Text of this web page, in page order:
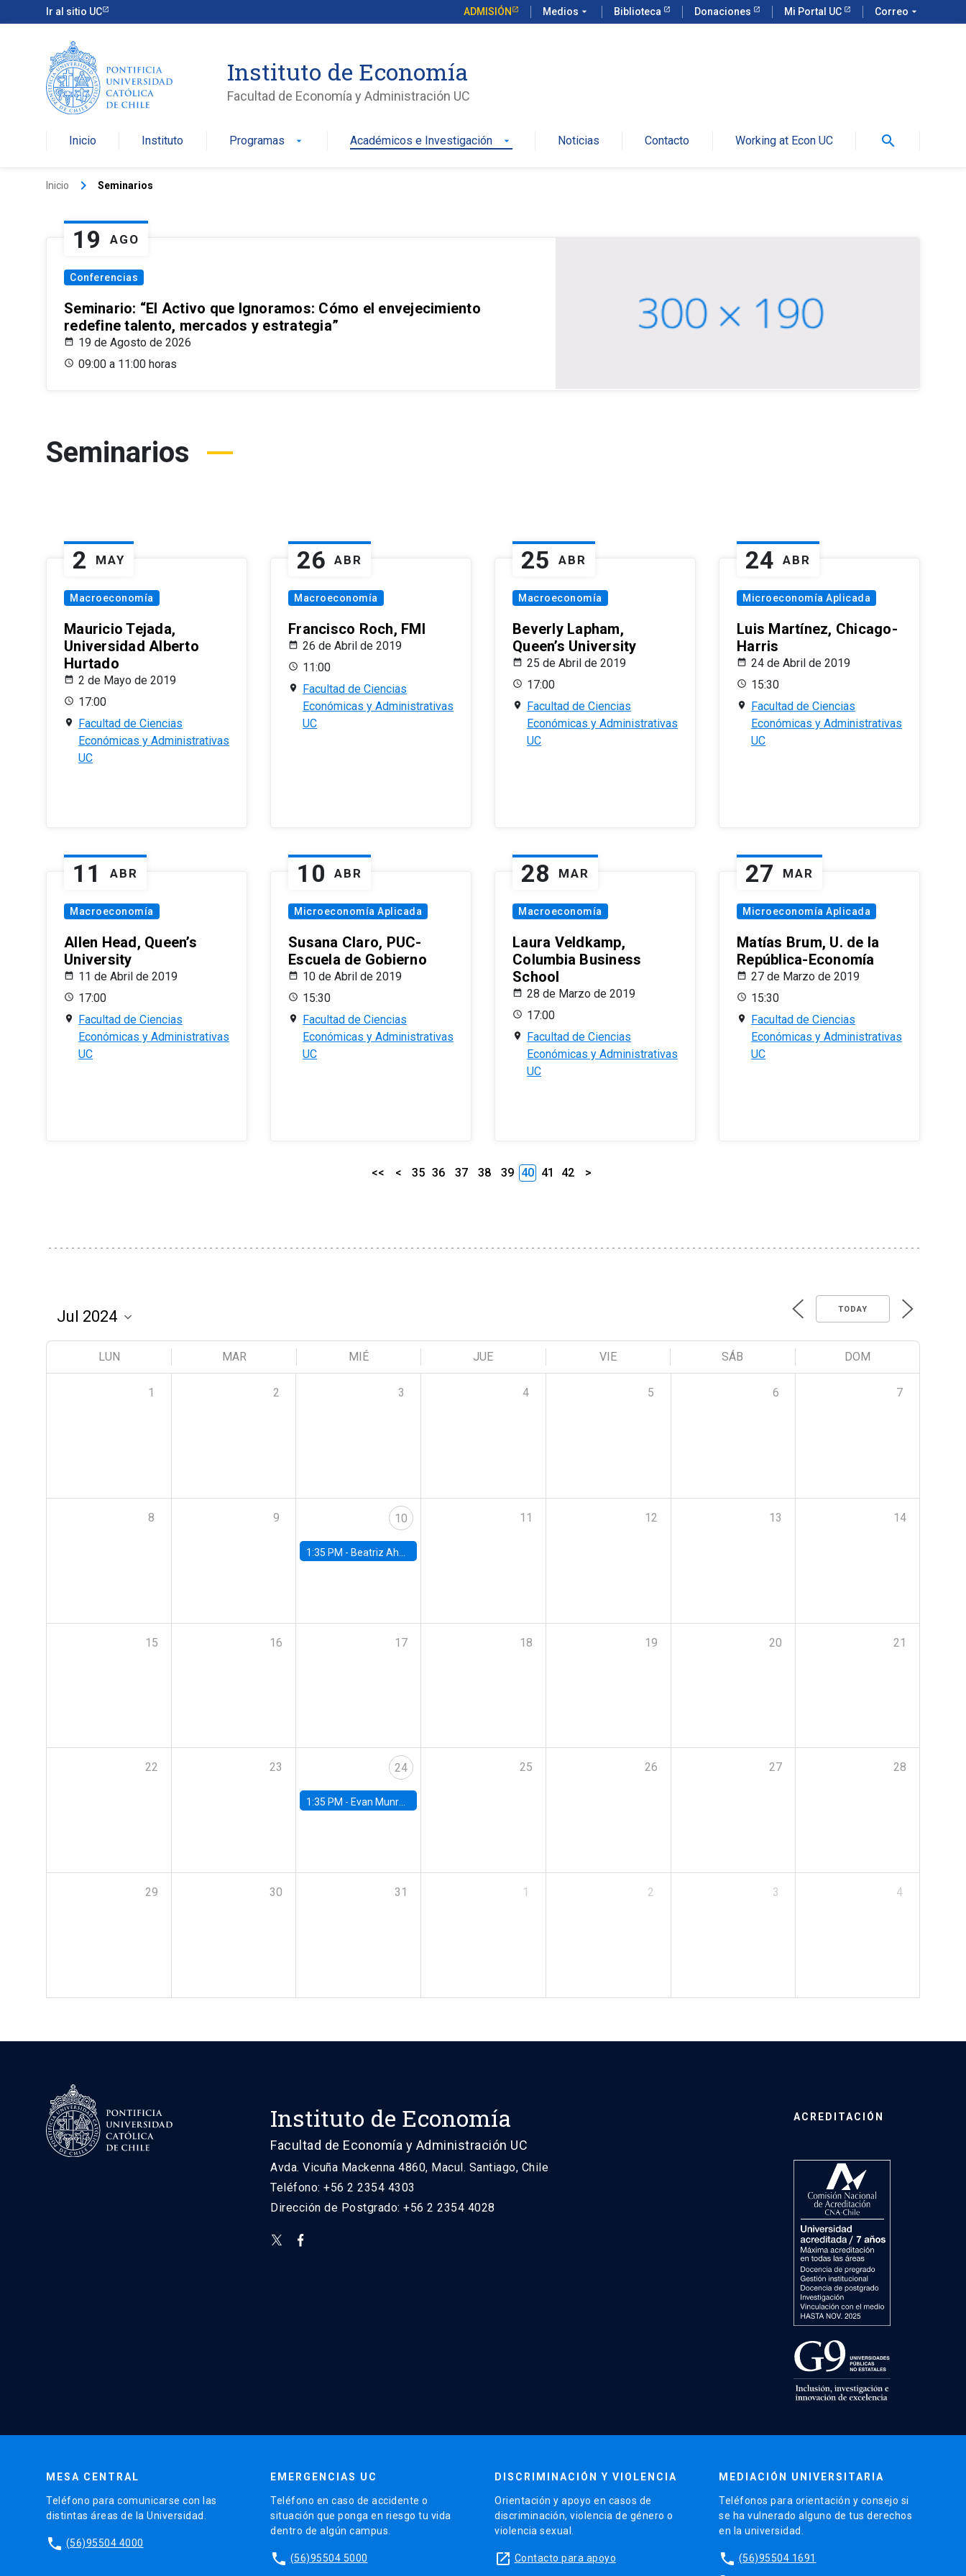
Ir al sitio UC ADMISIÓN Medios arrow_drop_down Biblioteca Donaciones Mi Portal UC Correo arrow_drop_down
Instituto de Economía
Facultad de Economía y Administración UC
Inicio Instituto Programas arrow_drop_down Académicos e Investigación arrow_drop_down Noticias Contacto Working at Econ UC search
Inicio keyboard_arrow_right Seminarios
19 AGO
Conferencias
Seminario: “El Activo que Ignoramos: Cómo el envejecimiento
redefine talento, mercados y estrategia”
19 de Agosto de 2026
09:00 a 11:00 horas
Seminarios
2 MAY
Macroeconomía
Mauricio Tejada,
Universidad Alberto
Hurtado
2 de Mayo de 2019
17:00
Facultad de Ciencias
Económicas y Administrativas
UC
26 ABR
Macroeconomía
Francisco Roch, FMI
26 de Abril de 2019
11:00
Facultad de Ciencias
Económicas y Administrativas
UC
25 ABR
Macroeconomía
Beverly Lapham,
Queen’s University
25 de Abril de 2019
17:00
Facultad de Ciencias
Económicas y Administrativas
UC
24 ABR
Microeconomía Aplicada
Luis Martínez, Chicago-
Harris
24 de Abril de 2019
15:30
Facultad de Ciencias
Económicas y Administrativas
UC
11 ABR
Macroeconomía
Allen Head, Queen’s
University
11 de Abril de 2019
17:00
Facultad de Ciencias
Económicas y Administrativas
UC
10 ABR
Microeconomía Aplicada
Susana Claro, PUC-
Escuela de Gobierno
10 de Abril de 2019
15:30
Facultad de Ciencias
Económicas y Administrativas
UC
28 MAR
Macroeconomía
Laura Veldkamp,
Columbia Business
School
28 de Marzo de 2019
17:00
Facultad de Ciencias
Económicas y Administrativas
UC
27 MAR
Microeconomía Aplicada
Matías Brum, U. de la
República-Economía
27 de Marzo de 2019
15:30
Facultad de Ciencias
Económicas y Administrativas
UC
<< < 35 36 37 38 39 40 41 42 >
TODAY
LUN MAR MIÉ JUE VIE SÁB DOM
1 2 3 4 5 6 7
8 9 10
1:35 PM - Beatriz Ahumada, PhD candidate, Universidad de Pittsburgh
11 12 13 14
15 16 17 18 19 20 21
22 23 24
1:35 PM - Evan Munro, Neyman Visiting Assistant Professor in the Department of Statistics at UC Berkeley
25 26 27 28
29 30 31 1 2 3 4
Instituto de Economía
Facultad de Economía y Administración UC
Avda. Vicuña Mackenna 4860, Macul. Santiago, Chile
Teléfono: +56 2 2354 4303
Dirección de Postgrado: +56 2 2354 4028
ACREDITACIÓN
MESA CENTRAL
Teléfono para comunicarse con las
distintas áreas de la Universidad.
phone (56)95504 4000
EMERGENCIAS UC
Teléfono en caso de accidente o
situación que ponga en riesgo tu vida
dentro de algún campus.
phone (56)95504 5000
DISCRIMINACIÓN Y VIOLENCIA
Orientación y apoyo en casos de
discriminación, violencia de género o
violencia sexual.
launch Contacto para apoyo
MEDIACIÓN UNIVERSITARIA
Teléfonos para orientación y consejo si
se ha vulnerado alguno de tus derechos
en la universidad.
phone (56)95504 1691